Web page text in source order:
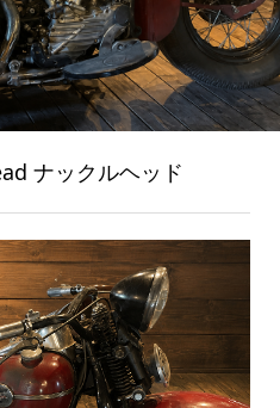
ナックルヘッド